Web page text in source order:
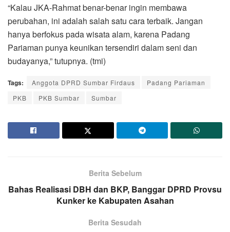
“Kalau JKA-Rahmat benar-benar ingin membawa
perubahan, ini adalah salah satu cara terbaik. Jangan
hanya berfokus pada wisata alam, karena Padang
Pariaman punya keunikan tersendiri dalam seni dan
budayanya,” tutupnya. (tmi)
Tags: Anggota DPRD Sumbar Firdaus
Padang Pariaman
PKB
PKB Sumbar Sumbar
Berita Sebelum
Bahas Realisasi DBH dan BKP, Banggar DPRD Provsu
Kunker ke Kabupaten Asahan
Berita Sesudah